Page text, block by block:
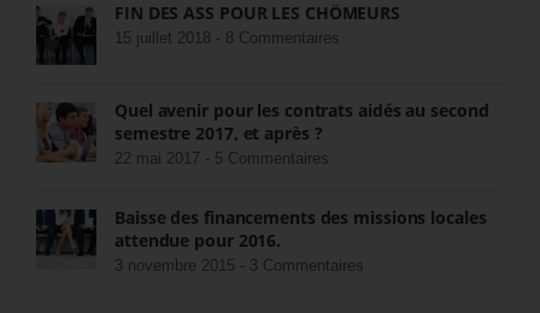
FIN DES ASS POUR LES CHÔMEURS
15 juillet 2018 - 8 Commentaires
Quel avenir pour les contrats aidés au second
semestre 2017, et après ?
22 mai 2017 - 5 Commentaires
Baisse des financements des missions locales
attendue pour 2016.
3 novembre 2015 - 3 Commentaires